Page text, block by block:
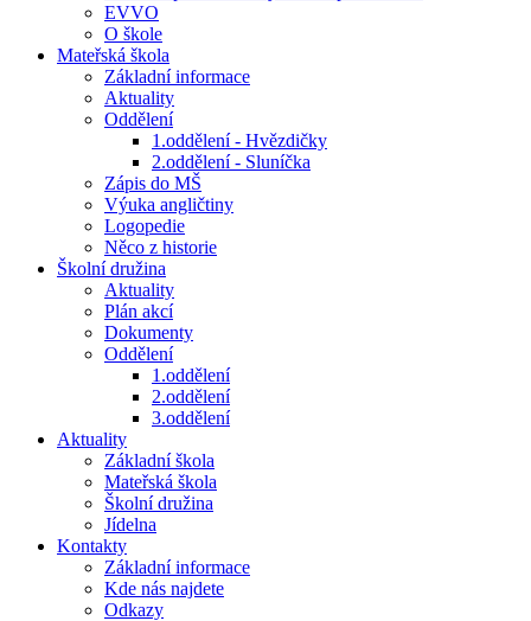
EVVO
O škole
Mateřská škola
Základní informace
Aktuality
Oddělení
1.oddělení - Hvězdičky
2.oddělení - Sluníčka
Zápis do MŠ
Výuka angličtiny
Logopedie
Něco z historie
Školní družina
Aktuality
Plán akcí
Dokumenty
Oddělení
1.oddělení
2.oddělení
3.oddělení
Aktuality
Základní škola
Mateřská škola
Školní družina
Jídelna
Kontakty
Základní informace
Kde nás najdete
Odkazy